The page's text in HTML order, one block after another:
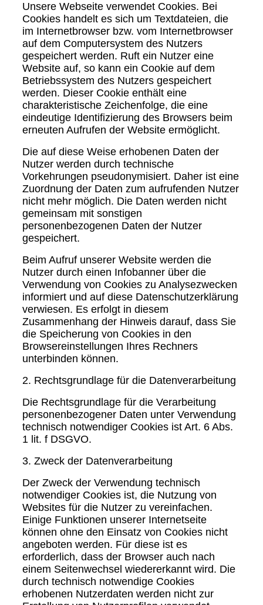
Unsere Webseite verwendet Cookies. Bei
Cookies handelt es sich um Textdateien, die
im Internetbrowser bzw. vom Internetbrowser
auf dem Computersystem des Nutzers
gespeichert werden. Ruft ein Nutzer eine
Website auf, so kann ein Cookie auf dem
Betriebssystem des Nutzers gespeichert
werden. Dieser Cookie enthält eine
charakteristische Zeichenfolge, die eine
eindeutige Identifizierung des Browsers beim
erneuten Aufrufen der Website ermöglicht.
Die auf diese Weise erhobenen Daten der
Nutzer werden durch technische
Vorkehrungen pseudonymisiert. Daher ist eine
Zuordnung der Daten zum aufrufenden Nutzer
nicht mehr möglich. Die Daten werden nicht
gemeinsam mit sonstigen
personenbezogenen Daten der Nutzer
gespeichert.
Beim Aufruf unserer Website werden die
Nutzer durch einen Infobanner über die
Verwendung von Cookies zu Analysezwecken
informiert und auf diese Datenschutzerklärung
verwiesen. Es erfolgt in diesem
Zusammenhang der Hinweis darauf, dass Sie
die Speicherung von Cookies in den
Browsereinstellungen Ihres Rechners
unterbinden können.
2. Rechtsgrundlage für die Datenverarbeitung
Die Rechtsgrundlage für die Verarbeitung
personenbezogener Daten unter Verwendung
technisch notwendiger Cookies ist Art. 6 Abs.
1 lit. f DSGVO.
3. Zweck der Datenverarbeitung
Der Zweck der Verwendung technisch
notwendiger Cookies ist, die Nutzung von
Websites für die Nutzer zu vereinfachen.
Einige Funktionen unserer Internetseite
können ohne den Einsatz von Cookies nicht
angeboten werden. Für diese ist es
erforderlich, dass der Browser auch nach
einem Seitenwechsel wiedererkannt wird. Die
durch technisch notwendige Cookies
erhobenen Nutzerdaten werden nicht zur